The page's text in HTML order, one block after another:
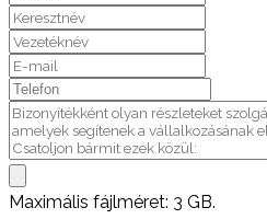
Maximális fájlméret: 3 GB.